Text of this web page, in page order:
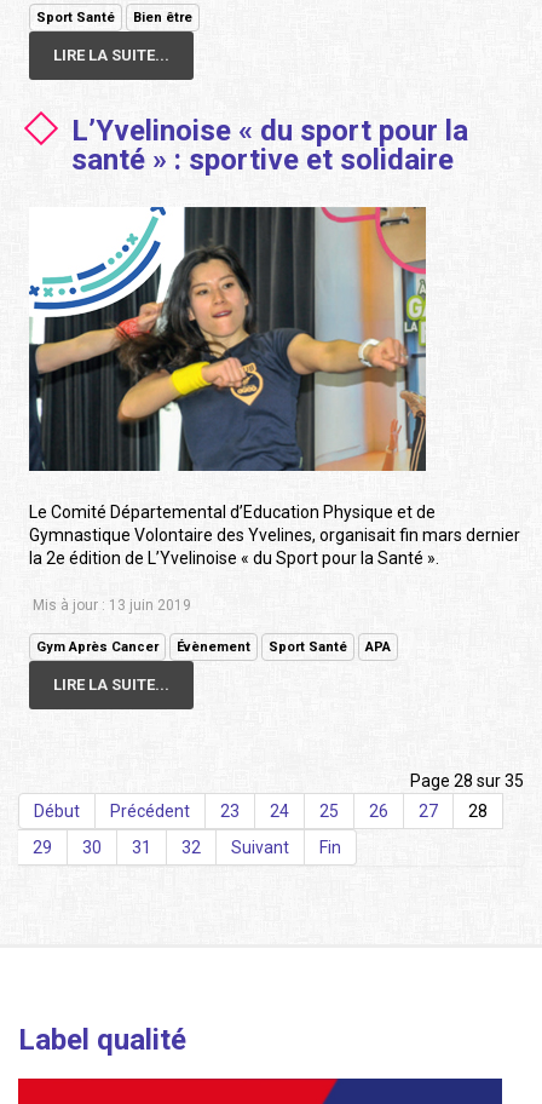
Sport Santé Bien être
LIRE LA SUITE...
L’Yvelinoise « du sport pour la
santé » : sportive et solidaire
Le Comité Départemental d’Education Physique et de
Gymnastique Volontaire des Yvelines, organisait fin mars dernier
la 2e édition de L’Yvelinoise « du Sport pour la Santé ».
Mis à jour : 13 juin 2019
Gym Après Cancer Évènement Sport Santé APA
LIRE LA SUITE...
Page 28 sur 35
Début
Précédent 23 24 25 26 27
28
29
30 31 32 Suivant Fin
Label qualité